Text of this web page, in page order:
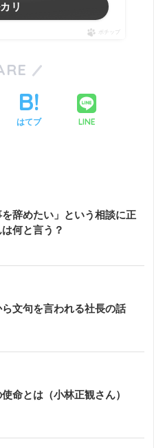
リ
ポチップ
はてブ LINE
を辞めたい」という相談に正
何と言う？
文句を言われる社長の話
使命とは（小林正観さん）